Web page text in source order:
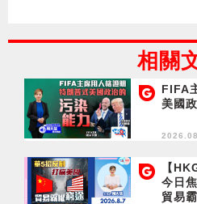
相關
FIFA
美國
【
今日
貿易